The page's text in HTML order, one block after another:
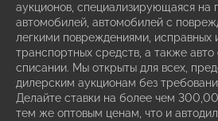
аукционов, специализирующаяся на
автомобилей, автомобилей с
легкими повреждениями, исправных
транспортных средств, а также
списании. Мы открыты для всех,
дилерским аукционам без
Делайте ставки на более чем
тем же оптовым ценам, что и